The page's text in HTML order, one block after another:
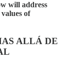
will address
of
ALLÁ DE